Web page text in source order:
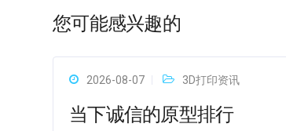
您可能感兴趣的
2026-08-07 3D打印资讯
当下诚信的原型排行